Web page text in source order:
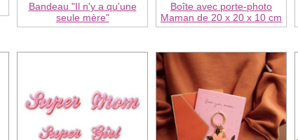
Bandeau "Il n'y a qu'une
seule mère"
Boîte avec porte-photo
Maman de 20 x 20 x 10 cm